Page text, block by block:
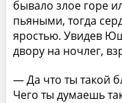
бывало злое горе
пьяными, тогда
яростью. Увидев
двору на ночлег,
— Да что ты такой
Чего ты думаешь